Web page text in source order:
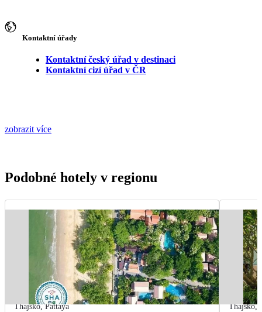
Kontaktní úřady
Kontaktní český úřad v destinaci
Kontaktní cizí úřad v ČR
zobrazit více
Podobné hotely v regionu
Thajsko,Pattaya Thajsko,